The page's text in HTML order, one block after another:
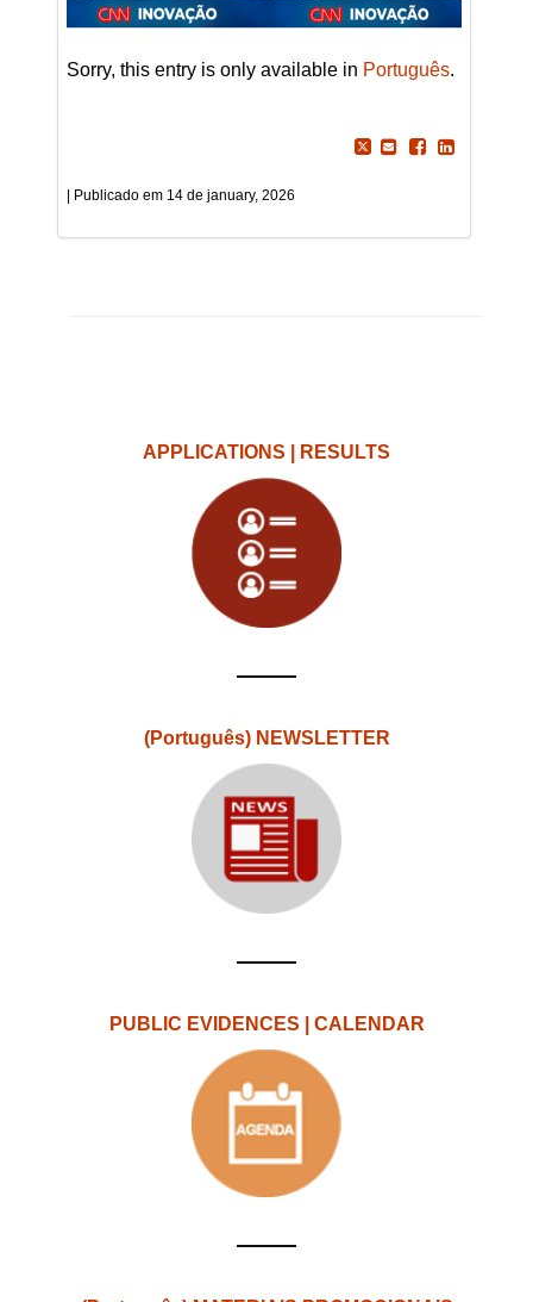
Sorry, this entry is only available in Português.
14 de january, 2026
APPLICATIONS | RESULTS
(Português) NEWSLETTER
PUBLIC EVIDENCES | CALENDAR